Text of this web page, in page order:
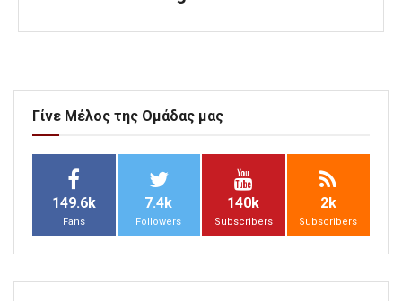
Γίνε Μέλος της Ομάδας μας
149.6k
Fans
7.4k
Followers
140k
Subscribers
2k
Subscribers